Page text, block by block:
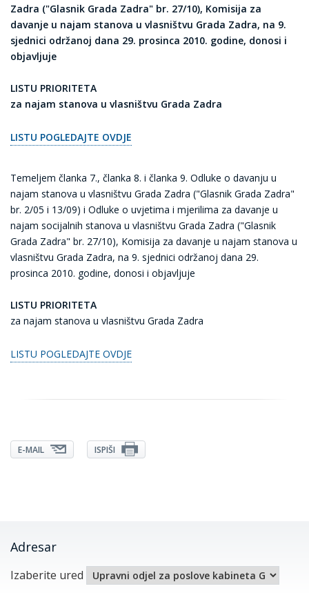
Zadra ("Glasnik Grada Zadra" br. 27/10), Komisija za
davanje u najam stanova u vlasništvu Grada Zadra, na 9.
sjednici održanoj dana 29. prosinca 2010. godine, donosi i
objavljuje
LISTU PRIORITETA
za najam stanova u vlasništvu Grada Zadra
LISTU POGLEDAJTE OVDJE
Temeljem članka 7., članka 8. i članka 9. Odluke o davanju u
najam stanova u vlasništvu Grada Zadra ("Glasnik Grada Zadra"
br. 2/05 i 13/09) i Odluke o uvjetima i mjerilima za davanje u
najam socijalnih stanova u vlasništvu Grada Zadra ("Glasnik
Grada Zadra" br. 27/10), Komisija za davanje u najam stanova u
vlasništvu Grada Zadra, na 9. sjednici održanoj dana 29.
prosinca 2010. godine, donosi i objavljuje
LISTU PRIORITETA
za najam stanova u vlasništvu Grada Zadra
LISTU POGLEDAJTE OVDJE
E-MAIL ISPIŠI
Adresar
Izaberite ured